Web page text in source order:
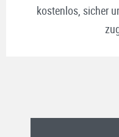
kostenlos, sicher